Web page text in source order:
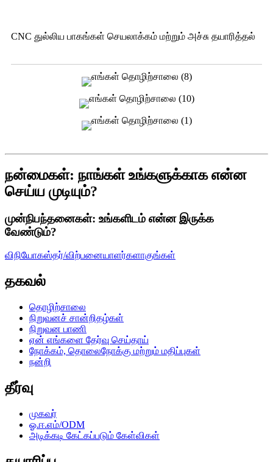
CNC துல்லிய பாகங்கள் செயலாக்கம் மற்றும் அச்சு தயாரித்தல்
நன்மைகள்: நாங்கள் உங்களுக்காக என்ன
செய்ய முடியும்?
முன்நிபந்தனைகள்: உங்களிடம் என்ன இருக்க
வேண்டும்?
விநியோகஸ்தர்/விற்பனையாளர்களாகுங்கள்
தகவல்
தொழிற்சாலை
நிறுவனச் சான்றிதழ்கள்
நிறுவன பாணி
ஏன் எங்களை தேர்வு செய்தாய்
நோக்கம், தொலைநோக்கு மற்றும் மதிப்புகள்
நன்றி
தீர்வு
முகவர்
ஓ.ஈ.எம்/ODM
அடிக்கடி கேட்கப்படும் கேள்விகள்